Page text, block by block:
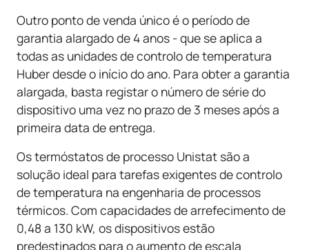
Outro ponto de venda único é o período de
garantia alargado de 4 anos - que se aplica a
todas as unidades de controlo de temperatura
Huber desde o início do ano. Para obter a garantia
alargada, basta registar o número de série do
dispositivo uma vez no prazo de 3 meses após a
primeira data de entrega.
Os termóstatos de processo Unistat são a
solução ideal para tarefas exigentes de controlo
de temperatura na engenharia de processos
térmicos. Com capacidades de arrefecimento de
0,48 a 130 kW, os dispositivos estão
predestinados para o aumento de escala